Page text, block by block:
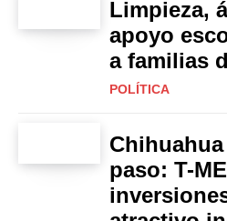
Limpieza,
apoyo
a familias
POLÍTICA
paso: T-